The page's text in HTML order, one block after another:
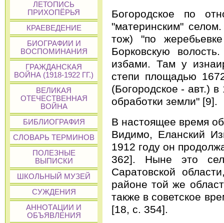
ЛЕТОПИСЬ
ПРИХОПЁРЬЯ
КРАЕВЕДЕНИЕ
БИОГРАФИИ И
ВОСПОМИНАНИЯ
ГРАЖДАНСКАЯ
ВОЙНА (1918-1922 ГГ.)
ВЕЛИКАЯ
ОТЕЧЕСТВЕННАЯ
ВОЙНА
БИБЛИОГРАФИЯ
СЛОВАРЬ ТЕРМИНОВ
ПОЛЕЗНЫЕ
ВЫПИСКИ
ШКОЛЬНЫЙ МУЗЕЙ
СУЖДЕНИЯ
АННОТАЦИИ И
ОБЪЯВЛЕНИЯ
Богородское по
"материнским"
тож) "по
Борковскую
избами. Там у
степи площадью
(Богородское - авт.)
обработки земли" [9].
В настоящее время
Видимо, Еланский
1912 году он
362]. Ныне это
Саратовской
районе той же
также в советское
[18, c. 354].